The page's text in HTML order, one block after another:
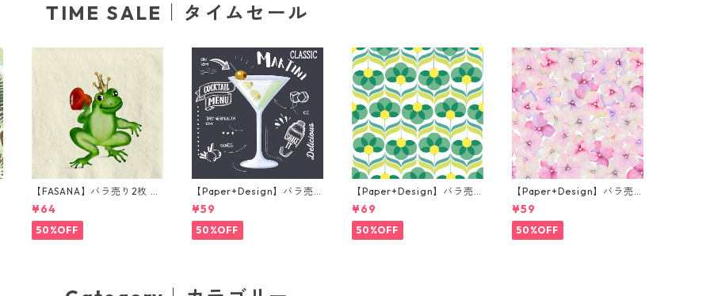
TIME SALE｜タイムセール
【FASANA】バラ売り2枚 ラ
ンチサイズ ペーパーナプキ
ン Frog prince ナチュラル
¥64
50%OFF
【Paper+Design】バラ売
り2枚 カクテルサイズ ペー
パーナプキン Martini ブラ
ック
¥59
50%OFF
【Paper+Design】バラ売
り2枚 ランチサイズ ペーパ
ーナプキン Geo Flowers グ
リーン
¥69
50%OFF
【Paper+Design】バラ売
り2枚 カクテルサイズ ペー
パーナプキン Small blosso
ms ピンク
¥59
50%OFF